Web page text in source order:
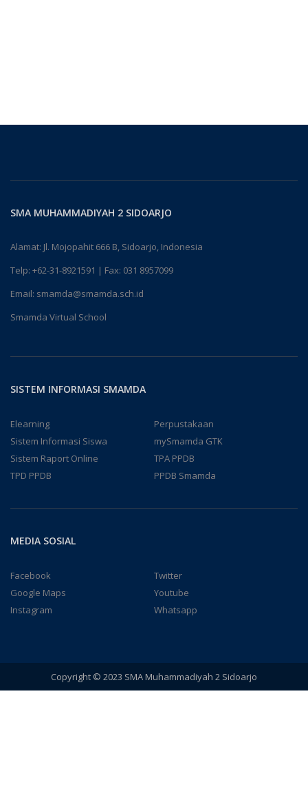
SMA MUHAMMADIYAH 2 SIDOARJO
Alamat: Jl. Mojopahit 666 B, Sidoarjo, Indonesia
Telp: +62-31-8921591 | Fax: 031 8957099
Email: smamda@smamda.sch.id
Smamda Virtual School
SISTEM INFORMASI SMAMDA
Elearning
Perpustakaan
Sistem Informasi Siswa
mySmamda GTK
Sistem Raport Online
TPA PPDB
TPD PPDB
PPDB Smamda
MEDIA SOSIAL
Facebook
Twitter
Google Maps
Youtube
Instagram
Whatsapp
Copyright © 2023 SMA Muhammadiyah 2 Sidoarjo